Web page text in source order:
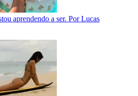
aprendendo a ser. Por Lucas